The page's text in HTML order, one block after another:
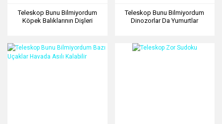
Teleskop Bunu Bilmiyordum
Köpek Balıklarının Dişleri
Teleskop Bunu Bilmiyordum
Dinozorlar Da Yumurtlar